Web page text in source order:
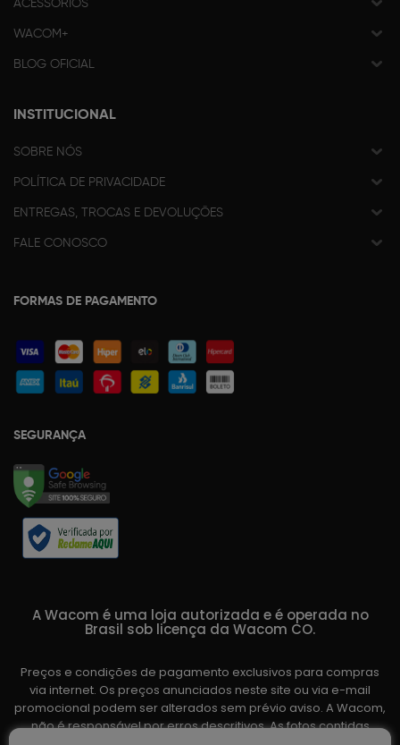
WACOM+
BLOG OFICIAL
INSTITUCIONAL
SOBRE NÓS
POLÍTICA DE PRIVACIDADE
ENTREGAS, TROCAS E DEVOLUÇÕES
FALE CONOSCO
FORMAS DE PAGAMENTO
SEGURANÇA
A Wacom é uma loja autorizada e é operada no
Brasil sob licença da Wacom CO.
Preços e condições de pagamento exclusivos para compras
via internet. Os preços anunciados neste site ou via e-mail
promocional podem ser alterados sem prévio aviso. A Wacom,
não é responsável por erros descritivos. As fotos contidas